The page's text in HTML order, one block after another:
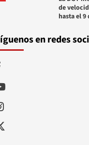
de
hasta el 9
en redes
Facebook
Youtube
Instagram
Twitter